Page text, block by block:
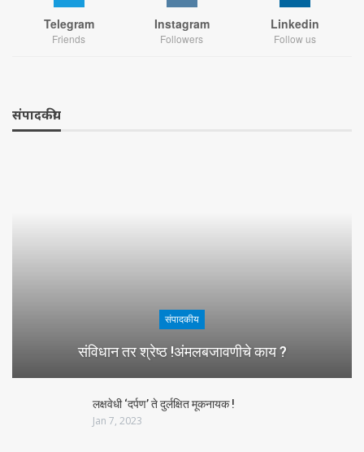
Telegram
Friends
Instagram
Followers
Linkedin
Follow us
संपादकीय
संपादकीय
संविधान तर श्रेष्ठ !अंमलबजावणीचे काय ?
लक्षवेधी ‘दर्पण’ ते दुर्लक्षित मूकनायक !
Jan 7, 2023